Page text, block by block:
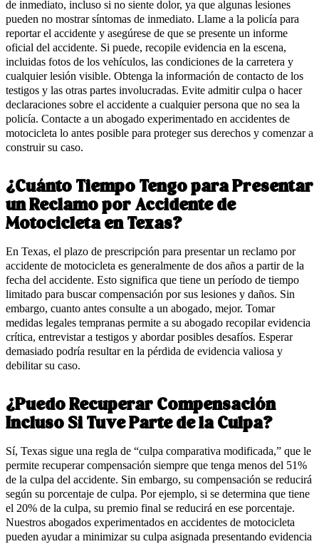
de inmediato, incluso si no siente dolor, ya que algunas lesiones
pueden no mostrar síntomas de inmediato. Llame a la policía para
reportar el accidente y asegúrese de que se presente un informe
oficial del accidente. Si puede, recopile evidencia en la escena,
incluidas fotos de los vehículos, las condiciones de la carretera y
cualquier lesión visible. Obtenga la información de contacto de los
testigos y las otras partes involucradas. Evite admitir culpa o hacer
declaraciones sobre el accidente a cualquier persona que no sea la
policía. Contacte a un abogado experimentado en accidentes de
motocicleta lo antes posible para proteger sus derechos y comenzar a
construir su caso.
¿Cuánto Tiempo Tengo para Presentar
un Reclamo por Accidente de
Motocicleta en Texas?
En Texas, el plazo de prescripción para presentar un reclamo por
accidente de motocicleta es generalmente de dos años a partir de la
fecha del accidente. Esto significa que tiene un período de tiempo
limitado para buscar compensación por sus lesiones y daños. Sin
embargo, cuanto antes consulte a un abogado, mejor. Tomar
medidas legales tempranas permite a su abogado recopilar evidencia
crítica, entrevistar a testigos y abordar posibles desafíos. Esperar
demasiado podría resultar en la pérdida de evidencia valiosa y
debilitar su caso.
¿Puedo Recuperar Compensación
Incluso Si Tuve Parte de la Culpa?
Sí, Texas sigue una regla de “culpa comparativa modificada,” que le
permite recuperar compensación siempre que tenga menos del 51%
de la culpa del accidente. Sin embargo, su compensación se reducirá
según su porcentaje de culpa. Por ejemplo, si se determina que tiene
el 20% de la culpa, su premio final se reducirá en ese porcentaje.
Nuestros abogados experimentados en accidentes de motocicleta
pueden ayudar a minimizar su culpa asignada presentando evidencia